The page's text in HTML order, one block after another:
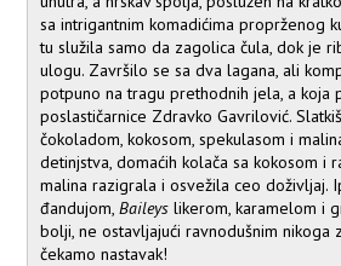
sa intrigantnim komadićima proprženog
tu služila samo da zagolica čula, dok je
ulogu. Završilo se sa dva lagana, ali
potpuno na tragu prethodnih jela, a koja
poslastičarnice Zdravko Gavrilović.
čokoladom, kokosom, spekulasom i
detinjstva, domaćih kolača sa kokosom i
malina razigrala i osvežila ceo doživljaj.
đandujom,Baileys likerom, karamelom i
bolji, ne ostavljajući ravnodušnim nikoga
čekamo nastavak!